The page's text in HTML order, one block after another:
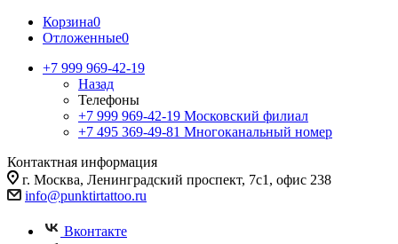
Корзина0
Отложенные0
+7 999 969-42-19
Назад
Телефоны
+7 999 969-42-19 Московский филиал
+7 495 369-49-81 Многоканальный номер
Контактная информация
г. Москва, Ленинградский проспект, 7с1, офис 238
info@punktirtattoo.ru
Вконтакте